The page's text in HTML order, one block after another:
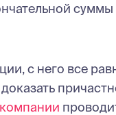
с него все